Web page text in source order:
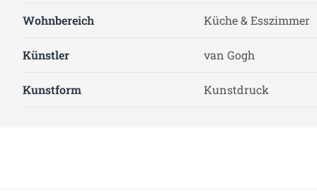
Wohnbereich Küche & Esszimmer
Künstler van Gogh
Kunstform Kunstdruck